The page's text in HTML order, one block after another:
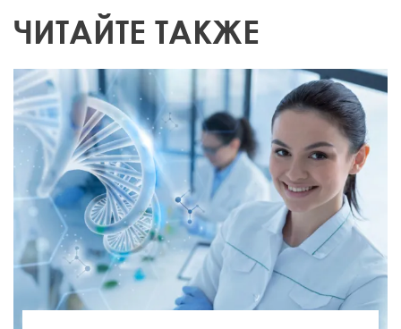
ЧИТАЙТЕ ТАКЖЕ